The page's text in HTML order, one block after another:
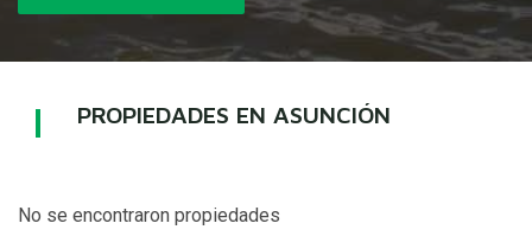
PROPIEDADES EN ASUNCIÓN
No se encontraron propiedades